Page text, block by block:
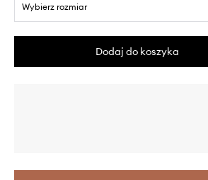
Wybierz rozmiar
Dodaj do koszyka